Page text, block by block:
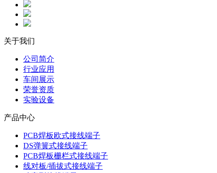
关于我们
公司简介
行业应用
车间展示
荣誉资质
实验设备
产品中心
PCB焊板欧式接线端子
DS弹簧式接线端子
PCB焊板栅栏式接线端子
线对板/插拔式接线端子